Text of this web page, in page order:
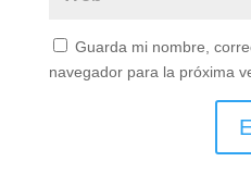
Guarda mi nombre,
navegador para la próxima